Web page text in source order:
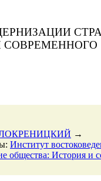
СОВРЕМЕННОГО
→
Институт
и современность. - № 5. - 31